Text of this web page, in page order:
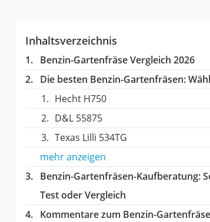
Inhaltsverzeichnis
Benzin-Gartenfräse Vergleich 2026
Die besten Benzin-Gartenfräsen:
Hecht H750
D&L 55875
Texas Lilli 534TG
mehr anzeigen
Benzin-Gartenfräsen-Kaufberatung:
Test oder Vergleich
Kommentare zum Benzin-